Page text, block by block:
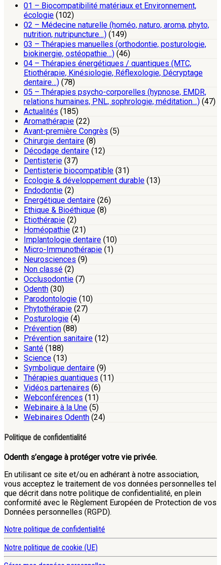
01 – Biocompatibilité matériaux et Environnement,
écologie (102)
02 – Médecine naturelle (homéo, naturo, aroma, phyto,
nutrition, nutripuncture…) (149)
03 – Thérapies manuelles (orthodontie, posturologie,
biokinergie, ostéopathie…) (46)
04 – Thérapies énergétiques / quantiques (MTC,
Etiothérapie, Kinésiologie, Réflexologie, Décryptage
dentaire…) (78)
05 – Thérapies psycho-corporelles (hypnose, EMDR,
relations humaines, PNL, sophrologie, méditation…) (47)
Actualités (185)
Aromathérapie (22)
Avant-première Congrès (5)
Chirurgie dentaire (8)
Décodage dentaire (12)
Dentisterie (37)
Dentisterie biocompatible (31)
Ecologie & développement durable (13)
Endodontie (2)
Energétique dentaire (26)
Ethique & Bioéthique (8)
Etiothérapie (2)
Homéopathie (21)
Implantologie dentaire (10)
Micro-Immunothérapie (1)
Neurosciences (9)
Non classé (2)
Occlusodontie (7)
Odenth (30)
Parodontologie (10)
Phytothérapie (27)
Posturologie (4)
Prévention (88)
Prévention sanitaire (12)
Santé (188)
Science (13)
Symbolique dentaire (9)
Thérapies quantiques (11)
Vidéos partenaires (6)
Webconférences (11)
Webinaire à la Une (5)
Webinaires Odenth (24)
Politique de confidentialité
Odenth s’engage à protéger votre vie privée.
En utilisant ce site et/ou en adhérant à notre association,
vous acceptez le traitement de vos données personnelles tel
que décrit dans notre politique de confidentialité, en plein
conformité avec le Règlement Européen de Protection de vos
Données personnelles (RGPD).
Notre politique de confidentialité
Notre politique de cookie (UE)